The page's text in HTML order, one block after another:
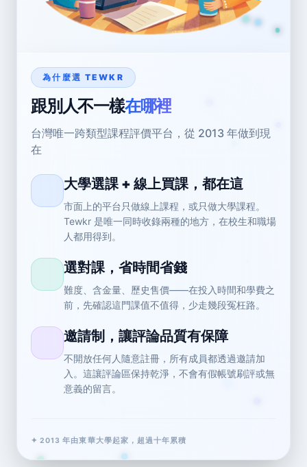
為什麼選 TEWKR
跟別人不一樣在哪裡
台灣唯一跨類型課程評價平台，從 2013 年做到現
在
大學選課 + 線上買課，都在這
市面上的平台只做線上課程，或只做大學課程。
Tewkr 是唯一同時收錄兩種的地方，在校生和職場
人都用得到。
選對課，省時間省錢
難度、含金量、歷史售價——在投入時間和學費之
前，先確認這門課值不值得，少走幾段冤枉路。
邀請制，讓評論品質有保障
不開放任何人隨意註冊，所有成員都透過邀請加
入。這讓評論區保持乾淨，不會有假帳號刷評或無
意義的留言。
✦ 2013 年由東華大學起家，超過十年累積